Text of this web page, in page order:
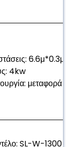
4kw
μεταφορά
SL-W-1300